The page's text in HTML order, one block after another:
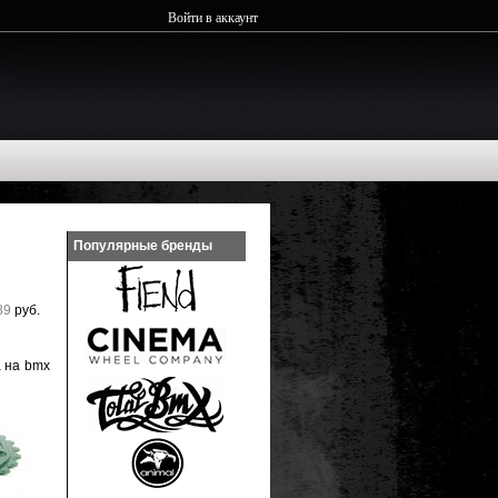
Войти в аккаунт
руб.
на bmx
Популярные бренды